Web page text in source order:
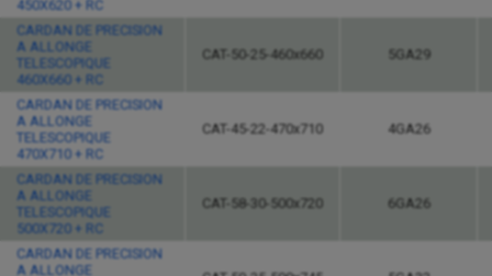
450X620 + RC
CARDAN DE PRECISION
A ALLONGE
TELESCOPIQUE
460X660 + RC
CAT-50-25-460x660 5GA29
CARDAN DE PRECISION
A ALLONGE
TELESCOPIQUE
470X710 + RC
CAT-45-22-470x710 4GA26
CARDAN DE PRECISION
A ALLONGE
TELESCOPIQUE
500X720 + RC
CAT-58-30-500x720 6GA26
CARDAN DE PRECISION
A ALLONGE